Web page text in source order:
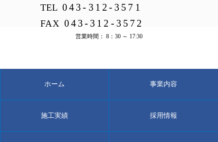
TEL 043-312-3571
FAX 043-312-3572
営業時間： 8：30 ～ 17:30
ホーム 事業内容
施工実績 採用情報